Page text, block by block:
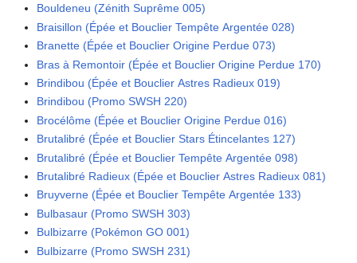
Bouldeneu (Zénith Suprême 005)
Braisillon (Épée et Bouclier Tempête Argentée 028)
Branette (Épée et Bouclier Origine Perdue 073)
Bras à Remontoir (Épée et Bouclier Origine Perdue 170)
Brindibou (Épée et Bouclier Astres Radieux 019)
Brindibou (Promo SWSH 220)
Brocélôme (Épée et Bouclier Origine Perdue 016)
Brutalibré (Épée et Bouclier Stars Étincelantes 127)
Brutalibré (Épée et Bouclier Tempête Argentée 098)
Brutalibré Radieux (Épée et Bouclier Astres Radieux 081)
Bruyverne (Épée et Bouclier Tempête Argentée 133)
Bulbasaur (Promo SWSH 303)
Bulbizarre (Pokémon GO 001)
Bulbizarre (Promo SWSH 231)